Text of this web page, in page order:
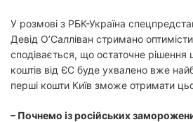
У розмові з РБК-Україна
Девід О’Салліван стримано
сподівається, що остаточне рішення
коштів від ЄС буде ухвалено вже
перші кошти Київ зможе отримати
– Почнемо із російських